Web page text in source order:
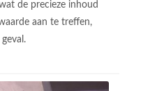
de precieze inhoud
aan te treffen,